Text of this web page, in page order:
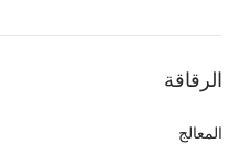
الرقاقة
المعالج